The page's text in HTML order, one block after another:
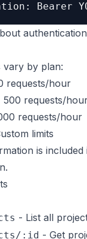
Bearer
vary by plan:
requests/hour
500 requests/
requests/hour
limits
is
.
- List all
:id - Get